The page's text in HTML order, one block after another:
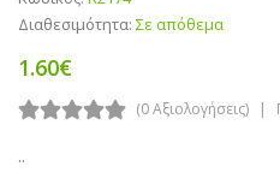
Διαθεσιμότητα: Σε απόθεμα
1.60€
(0 Αξιολογήσεις)
..